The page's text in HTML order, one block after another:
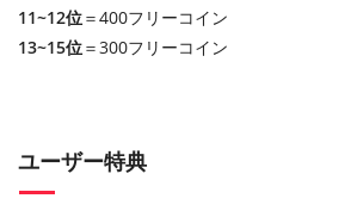
11~12位＝400フリーコイン
13~15位＝300フリーコイン
ユーザー特典